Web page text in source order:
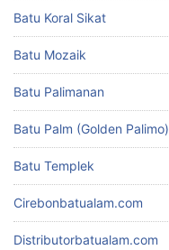
Batu Koral Sikat
Batu Mozaik
Batu Palimanan
Batu Palm (Golden Palimo)
Batu Templek
Cirebonbatualam.com
Distributorbatualam.com